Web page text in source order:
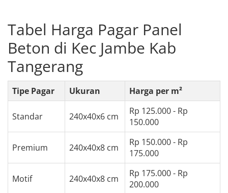
Tabel Harga Pagar Panel
Beton di Kec Jambe Kab
Tangerang
Tipe Pagar Ukuran Harga per m²
Standar 240x40x6 cm
Rp 125.000 - Rp
150.000
Premium 240x40x8 cm
Rp 150.000 - Rp
175.000
Motif 240x40x8 cm
Rp 175.000 - Rp
200.000